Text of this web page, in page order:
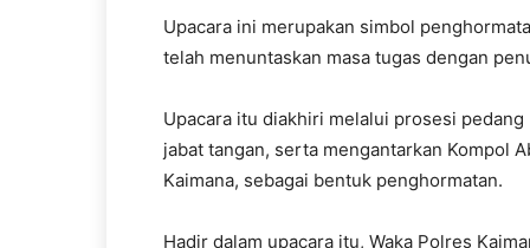
Upacara ini merupakan simbol
telah menuntaskan masa tugas dengan
Upacara itu diakhiri melalui prosesi
jabat tangan, serta mengantarkan Kompol
Kaimana, sebagai bentuk penghormatan.
Hadir dalam upacara itu, Waka Polres